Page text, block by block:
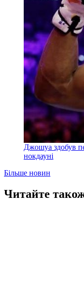
Джошуа здобув
нокдауні
Більше новин
Читайте